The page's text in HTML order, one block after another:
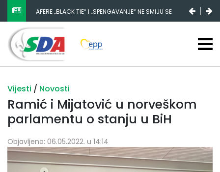
AFERE „BLACK TIE“ I „SPENGAVANJE“ NE SMIJU SE
ZATAŠKATI
NESTANAK 780.000 EURA IZ IGMANA NE MOŽE BITI
SLUČAJNI PREVID, ODGOVORNOST MORAJU SNOSITI
VLADA FBIH I NJENI KADROVI
Vijesti / Novosti
Ramić i Mijatović u norveškom
parlamentu o stanju u BiH
Objavljeno: 06.05.2022. u 14:14